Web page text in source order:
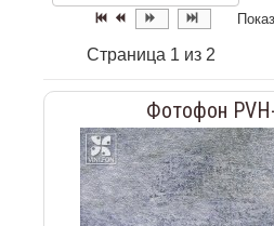
Страница 1 из 2
Фотофон